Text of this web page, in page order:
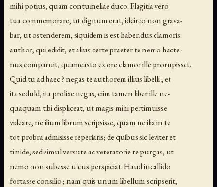
mihi potius, quam contumeliae duco. Flagitia vero
tua commemorare, ut dignum erat, idcirco non grava-
bar, ut ostenderem, siquidem is est habendus clamoris
author, qui edidit, et alius certe praeter te nemo hacte-
nus comparuit, quamcasto ex ore clamor ille prorupisset.
Quid tu ad haec ? negas te authorem illius libelli ; et
ita seduld, ita prolixe negas, ciim tamen liber ille ne-
quaquam tibi displiceat, ut magis mihi pertimuisse
videare, ne ilium librum scripsisse, quam ne ilia in te
tot probra admisisse reperiaris; de quibus sic leviter et
timide, sed simul versute ac veteratorie te purgas, ut
nemo non subesse ulcus perspiciat. Haud incallido
fortasse consilio ; nam quis unum libellum scripserit,